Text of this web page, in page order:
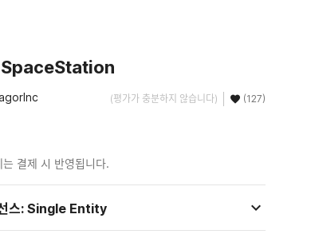
(평가가 충분하지 않습니다) (127)
결제 시 반영됩니다.
스: Single Entity